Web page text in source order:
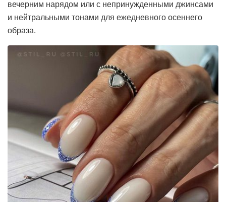
вечерним нарядом или с непринужденными джинсами
и нейтральными тонами для ежедневного осеннего
образа.